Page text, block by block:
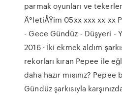
parmak oyunları ve
Ä°letiÅŸim 05xx xxx xx xx
- Gece Gündüz - Düşyeri -
2016 · İki ekmek aldım
rekorları kıran Pepee ile
daha hazır mısınız?
Gündüz şarkısıyla